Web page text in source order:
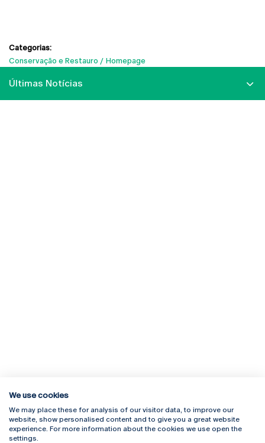
Categorias:
Conservação e Restauro
Homepage
Últimas Notícias
Rua Diogo Botelho 1327
4169-005 Porto
+351 226 196 240
Campus Online
Webmail
We use cookies
We may place these for analysis of our visitor data, to improve our
website, show personalised content and to give you a great website
experience. For more information about the cookies we use open the
settings.